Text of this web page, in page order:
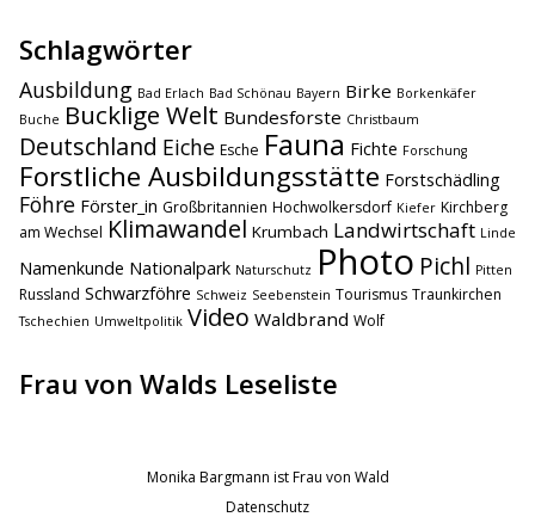
Schlagwörter
Ausbildung Bad Erlach Bad Schönau Bayern Birke Borkenkäfer
Buche Bucklige Welt Bundesforste Christbaum
Deutschland Eiche Esche Fauna Fichte Forschung
Forstliche Ausbildungsstätte Forstschädling
Föhre Förster_in Großbritannien Hochwolkersdorf Kiefer Kirchberg
am Wechsel Klimawandel Krumbach Landwirtschaft Linde
Namenkunde Nationalpark Naturschutz Photo Pichl Pitten
Russland Schwarzföhre Schweiz Seebenstein Tourismus Traunkirchen
Tschechien Umweltpolitik Video Waldbrand Wolf
Frau von Walds Leseliste
Monika Bargmann ist Frau von Wald
Datenschutz